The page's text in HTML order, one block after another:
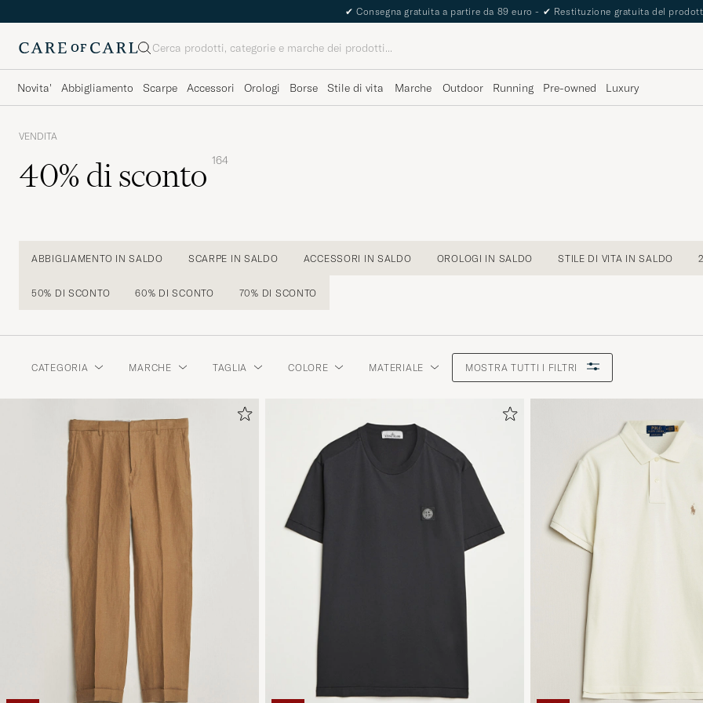
The Care of Carl Passport
Cerca
Novita' Abbigliamento Scarpe Accessori Orologi Borse Stile di vita Marche Outdoor Running Pre-owned Luxury
VENDITA
40% di sconto 164
ABBIGLIAMENTO IN SALDO SCARPE IN SALDO ACCESSORI IN SALDO OROLOGI IN SALDO STILE DI VITA IN SALDO
50% DI SCONTO 60% DI SCONTO 70% DI SCONTO
CATEGORIA MARCHE TAGLIA COLORE MATERIALE MOSTRA TUTTI I FILTRI